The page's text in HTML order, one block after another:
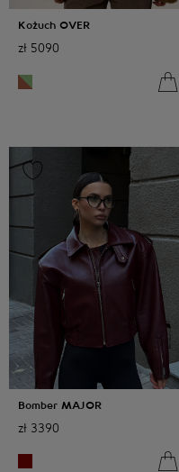
Kożuch OVER
zł 5090
Bomber MAJOR
zł 3390